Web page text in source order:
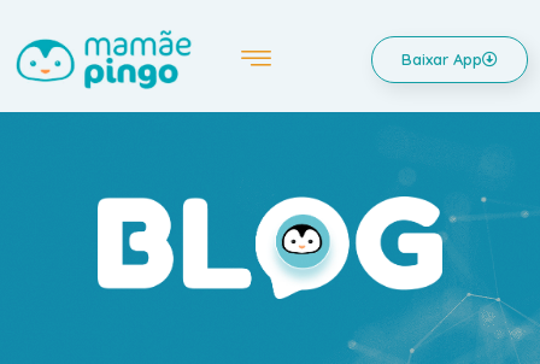
Baixar App